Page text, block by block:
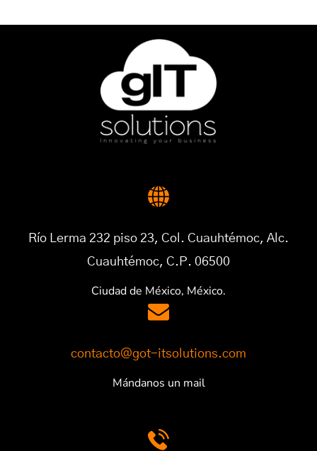
Río Lerma 232 piso 23, Col. Cuauhtémoc, Alc.
Cuauhtémoc, C.P. 06500
Ciudad de México, México.
contacto@got-itsolutions.com
Mándanos un mail